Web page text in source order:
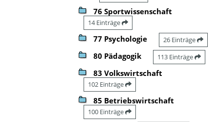
76 Sportwissenschaft
14 Einträge
77 Psychologie 26 Einträge
80 Pädagogik 113 Einträge
83 Volkswirtschaft
102 Einträge
85 Betriebswirtschaft
100 Einträge